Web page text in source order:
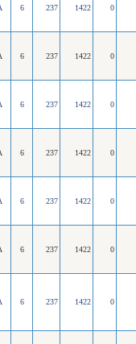
6 237 1422 0
6 237 1422 0
6 237 1422 0
6 237 1422 0
6 237 1422 0
6 237 1422 0
6 237 1422 0